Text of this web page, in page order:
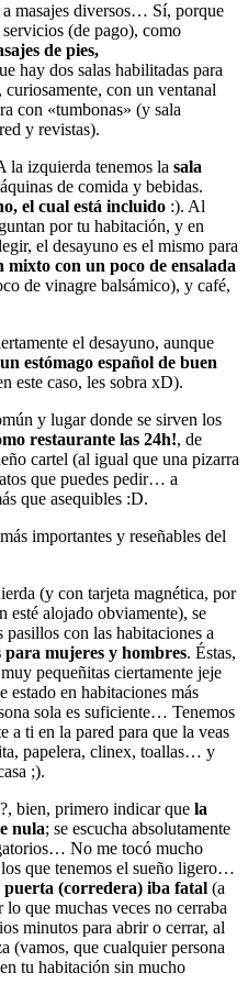
a masajes diversos… Sí, porque
(de pago), como
de pies,
hay dos salas habilitadas para
con un ventanal
con «tumbonas» (y sala
y revistas).
izquierda tenemos la sala
de comida y bebidas.
el cual está incluido :). Al
por tu habitación, y en
el desayuno es el mismo para
mixto con un poco de ensalada
de vinagre balsámico), y café,
el desayuno, aunque
estómago español de buen
este caso, les sobra xD).
y lugar donde se sirven los
restaurante las 24h!, de
cartel (al igual que una pizarra
que puedes pedir… a
que asequibles :D.
importantes y reseñables del
(y con tarjeta magnética, por
esté alojado obviamente), se
con las habitaciones a
para mujeres y hombres. Éstas,
pequeñitas ciertamente jeje
estado en habitaciones más
sola es suficiente… Tenemos
a ti en la pared para que la veas
papelera, clinex, toallas… y
;).
bien, primero indicar que la
nula; se escucha absolutamente
No me tocó mucho
que tenemos el sueño ligero…
(corredera) iba fatal (a
que muchas veces no cerraba
minutos para abrir o cerrar, al
(vamos, que cualquier persona
tu habitación sin mucho